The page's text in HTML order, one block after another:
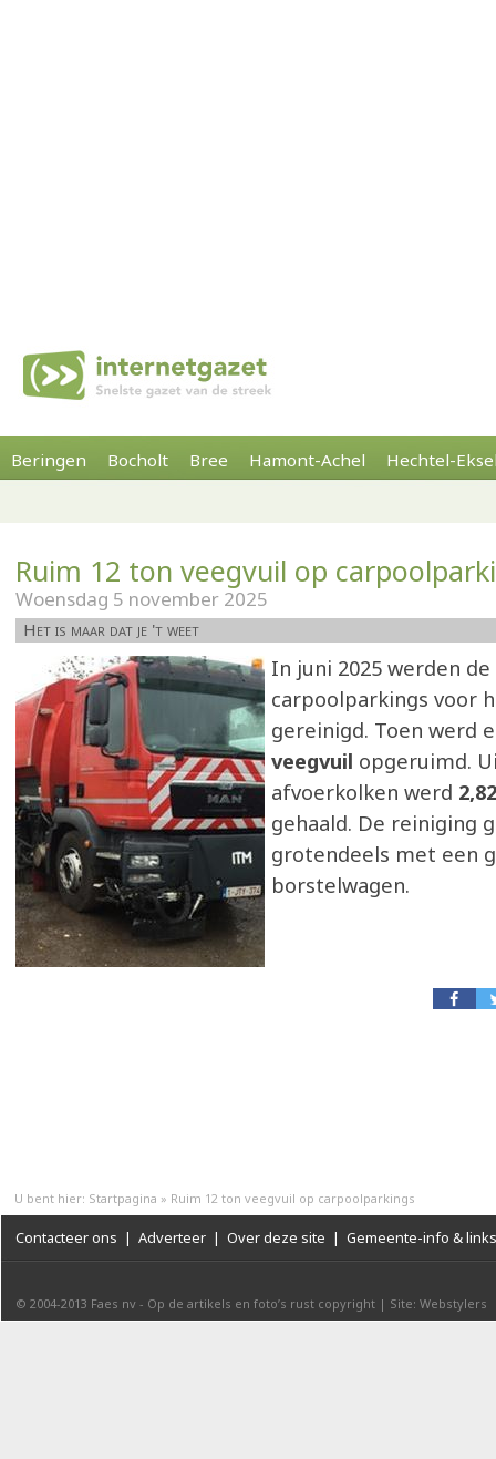
Beringen Bocholt Bree Hamont-Achel Hechtel-
Ruim 12 ton veegvuil op
Woensdag 5 november 2025
Het is maar dat je 't weet
In juni 2025 werden
carpoolparkings voor
gereinigd. Toen werd
veegvuil opgeruimd.
afvoerkolken werd
gehaald. De reiniging
grotendeels met een
borstelwagen.
U bent hier: Startpagina » Ruim 12 ton veegvuil op carpoolparkings
Contacteer ons | Adverteer | Over deze site | Gemeente-info & links
© 2004-2013 Faes nv - Op de artikels en foto’s rust copyright | Site: Webstylers